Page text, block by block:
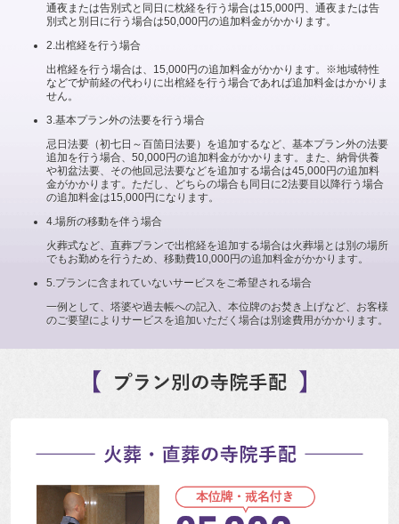
通夜または告別式と同日に枕経を行う場合は15,000円、通夜または告
別式と別日に行う場合は50,000円の追加料金がかかります。
2.出棺経を行う場合
出棺経を行う場合は、15,000円の追加料金がかかります。※地域特性
などで炉前経の代わりに出棺経を行う場合であれば追加料金はかかりま
せん。
3.基本プラン外の法要を行う場合
忌日法要（初七日～百箇日法要）を追加するなど、基本プラン外の法要
追加を行う場合、50,000円の追加料金がかかります。また、納骨供養
や初盆法要、その他回忌法要などを追加する場合は45,000円の追加料
金がかかります。ただし、どちらの場合も同日に2法要目以降行う場合
の追加料金は15,000円になります。
4.場所の移動を伴う場合
火葬式など、直葬プランで出棺経を追加する場合は火葬場とは別の場所
でもお勤めを行うため、移動費10,000円の追加料金がかかります。
5.プランに含まれていないサービスをご希望される場合
一例として、塔婆や過去帳への記入、本位牌のお焚き上げなど、お客様
のご要望によりサービスを追加いただく場合は別途費用がかかります。